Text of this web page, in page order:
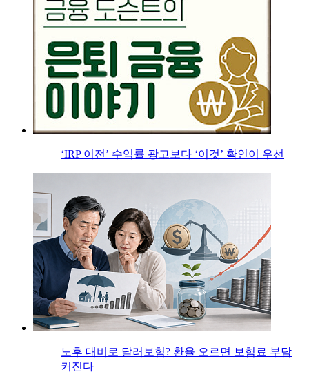
‘IRP 이전’ 수익률 광고보다 ‘이것’ 확인이 우선
노후 대비로 달러보험? 환율 오르면 보험료 부담
커진다